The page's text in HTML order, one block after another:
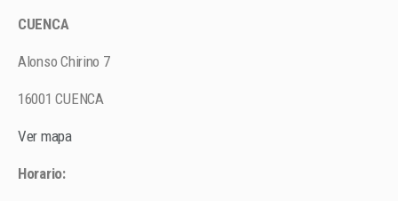
CUENCA
Alonso Chirino 7
16001 CUENCA
Ver mapa
Horario: